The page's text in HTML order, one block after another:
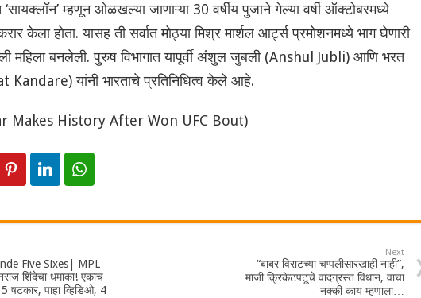
म्हणून ओळखल्या जाणाऱ्या 30 वर्षीय पुजाने गेल्या वर्षी ऑक्टोबरमध्ये
केला होता. यासह ती सर्वात मोठ्या मिश्र मार्शल आर्ट्स प्रमोशनमध्ये भाग घेणारी
महिला बनलेली. पुरुष विभागात यापूर्वी अंशुल जुबली (Anshul Jubli) आणि भरत
Kandare) यांनी भारताचे प्रतिनिधित्व केले आहे.
Makes History After Won UFC Bout)
Five Sixes| MPL
शिंदेचा धमाका! एकाच
षटकार, पाहा व्हिडिओ, 4
Next
“बाबर विराटच्या चप्पलीसारखाही नाही”,
माजी क्रिकेटपटूचे वादग्रस्त विधान, वाचा
नक्की काय म्हणाला…